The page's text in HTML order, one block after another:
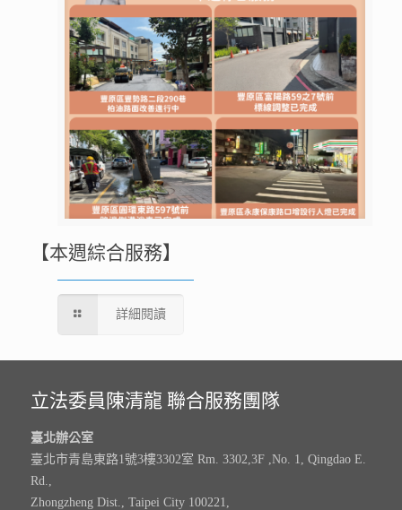
【本週綜合服務】
詳細閱讀
立法委員陳清龍 聯合服務團隊
臺北辦公室
臺北市青島東路1號3樓3302室 Rm. 3302,3F ,No. 1, Qingdao E.
Rd.,
Zhongzheng Dist., Taipei City 100221,